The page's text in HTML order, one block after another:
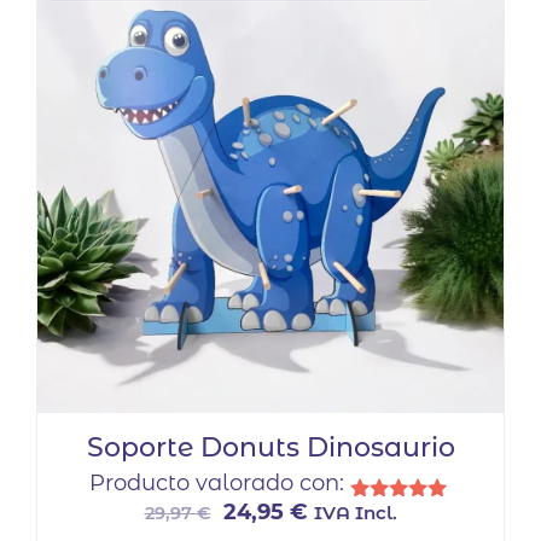
se
pueden
elegir
en
la
página
de
producto
Soporte Donuts Dinosaurio
Producto valorado con:
Valorado
29,97€ El
24,95 €El
IVA Incl.